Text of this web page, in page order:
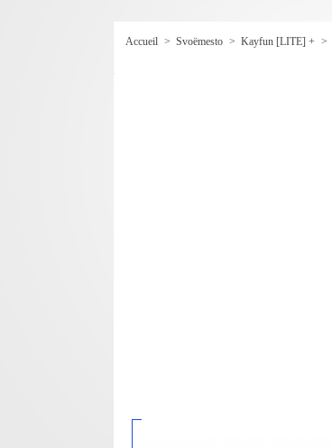
Accueil > Svoëmesto > Kayfun [LITE] + >